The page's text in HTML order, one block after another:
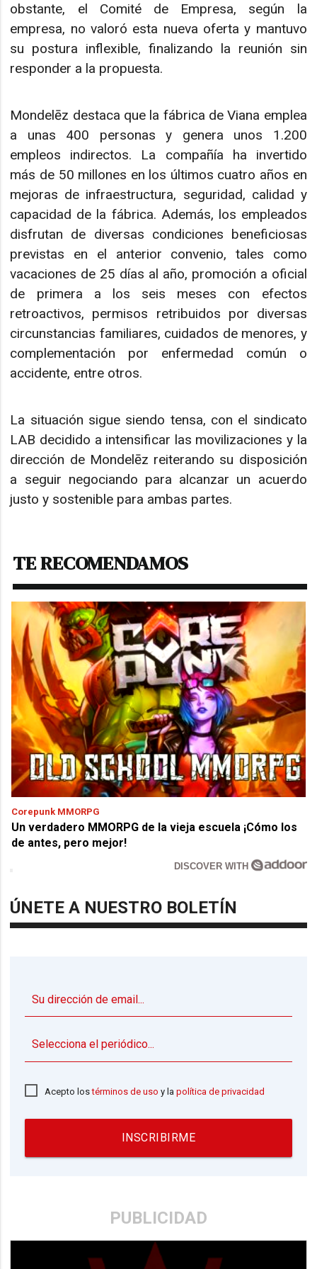
obstante, el Comité de Empresa, según la
empresa, no valoró esta nueva oferta y mantuvo
su postura inflexible, finalizando la reunión sin
responder a la propuesta.
Mondelēz destaca que la fábrica de Viana emplea
a unas 400 personas y genera unos 1.200
empleos indirectos. La compañía ha invertido
más de 50 millones en los últimos cuatro años en
mejoras de infraestructura, seguridad, calidad y
capacidad de la fábrica. Además, los empleados
disfrutan de diversas condiciones beneficiosas
previstas en el anterior convenio, tales como
vacaciones de 25 días al año, promoción a oficial
de primera a los seis meses con efectos
retroactivos, permisos retribuidos por diversas
circunstancias familiares, cuidados de menores, y
complementación por enfermedad común o
accidente, entre otros.
La situación sigue siendo tensa, con el sindicato
LAB decidido a intensificar las movilizaciones y la
dirección de Mondelēz reiterando su disposición
a seguir negociando para alcanzar un acuerdo
justo y sostenible para ambas partes.
TE RECOMENDAMOS
Corepunk MMORPG
Un verdadero MMORPG de la vieja escuela ¡Cómo los
de antes, pero mejor!
DISCOVER WITH
ÚNETE A NUESTRO BOLETÍN
Acepto lostérminos de uso y lapolítica de privacidad
INSCRIBIRME
PUBLICIDAD